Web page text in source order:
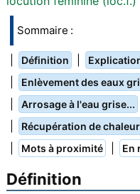
Sommaire :
Définition
Enlèvement des eaux
Arrosage à l'eau grise...
Récupération de chaleur
Mots à proximité En
Définition